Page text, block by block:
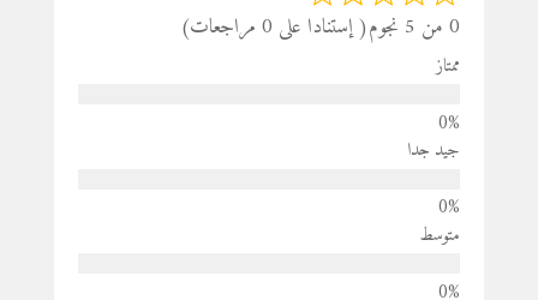
0 من 5 نجوم( إستنادا على 0 مراجعات)
ممتاز
جيد جدا
متوسط